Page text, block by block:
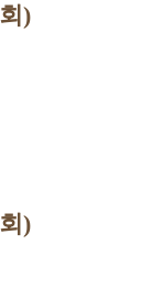
)
)